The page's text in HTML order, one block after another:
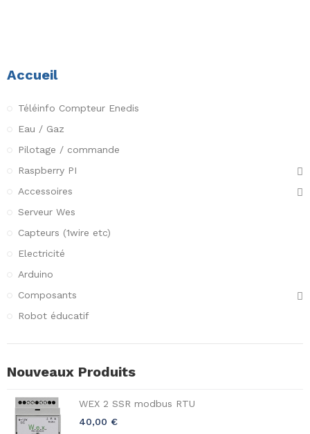
Accueil
Téléinfo Compteur Enedis
Eau / Gaz
Pilotage / commande
Raspberry PI
Accessoires
Serveur Wes
Capteurs (1wire etc)
Electricité
Arduino
Composants
Robot éducatif
Nouveaux Produits
WEX 2 SSR modbus RTU
40,00 €